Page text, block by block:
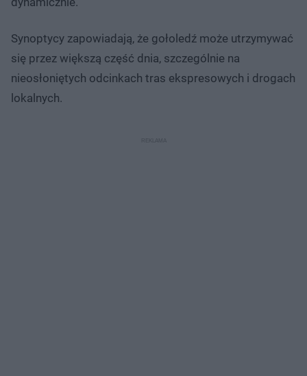
Synoptycy zapowiadają, że gołoledź może utrzymywać
się przez większą część dnia, szczególnie na
nieosłoniętych odcinkach tras ekspresowych i drogach
lokalnych.